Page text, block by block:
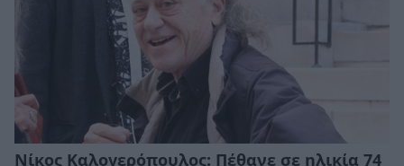
Νίκος Καλογερόπουλος: Πέθανε σε ηλικία 74